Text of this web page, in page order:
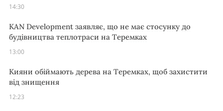
14:30
KAN Development заявляє, що не має стосунку до
будівництва теплотраси на Теремках
13:00
Кияни обіймають дерева на Теремках, щоб захистити
від знищення
12:23